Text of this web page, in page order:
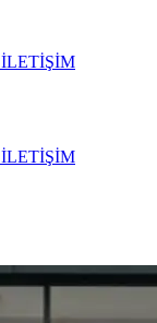
İLETİŞİM
İLETİŞİM